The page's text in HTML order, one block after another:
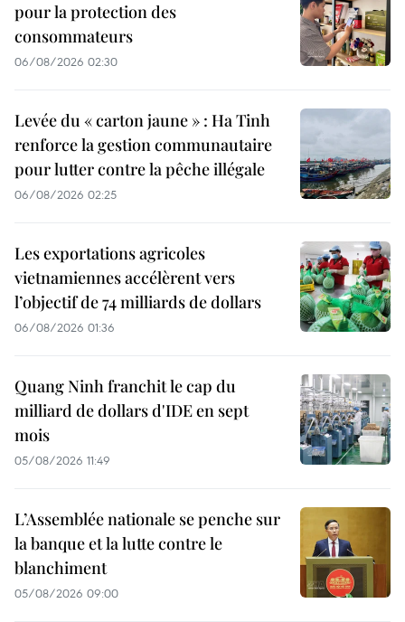
pour la protection des
consommateurs
06/08/2026 02:30
Levée du « carton jaune » : Ha Tinh
renforce la gestion communautaire
pour lutter contre la pêche illégale
06/08/2026 02:25
Les exportations agricoles
vietnamiennes accélèrent vers
l’objectif de 74 milliards de dollars
06/08/2026 01:36
Quang Ninh franchit le cap du
milliard de dollars d'IDE en sept
mois
05/08/2026 11:49
L’Assemblée nationale se penche sur
la banque et la lutte contre le
blanchiment
05/08/2026 09:00